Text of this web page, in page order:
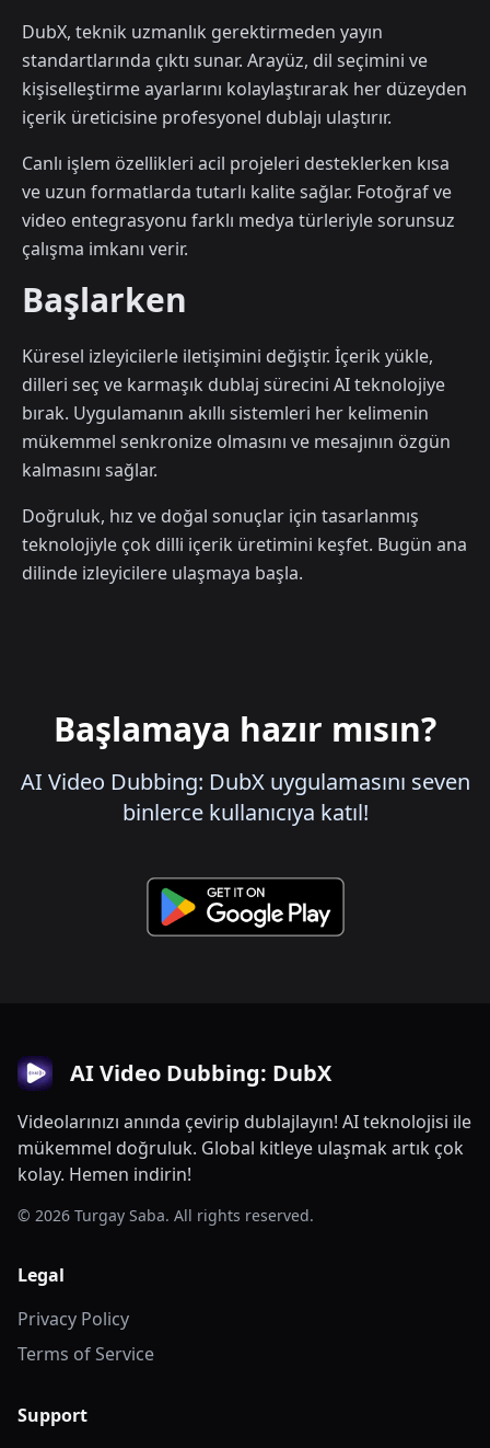
DubX, teknik uzmanlık gerektirmeden yayın
standartlarında çıktı sunar. Arayüz, dil seçimini ve
kişiselleştirme ayarlarını kolaylaştırarak her düzeyden
içerik üreticisine profesyonel dublajı ulaştırır.
Canlı işlem özellikleri acil projeleri desteklerken kısa
ve uzun formatlarda tutarlı kalite sağlar. Fotoğraf ve
video entegrasyonu farklı medya türleriyle sorunsuz
çalışma imkanı verir.
Başlarken
Küresel izleyicilerle iletişimini değiştir. İçerik yükle,
dilleri seç ve karmaşık dublaj sürecini AI teknolojiye
bırak. Uygulamanın akıllı sistemleri her kelimenin
mükemmel senkronize olmasını ve mesajının özgün
kalmasını sağlar.
Doğruluk, hız ve doğal sonuçlar için tasarlanmış
teknolojiyle çok dilli içerik üretimini keşfet. Bugün ana
dilinde izleyicilere ulaşmaya başla.
Başlamaya hazır mısın?
AI Video Dubbing: DubX uygulamasını seven
binlerce kullanıcıya katıl!
AI Video Dubbing: DubX
Videolarınızı anında çevirip dublajlayın! AI teknolojisi ile
mükemmel doğruluk. Global kitleye ulaşmak artık çok
kolay. Hemen indirin!
© 2026 Turgay Saba. All rights reserved.
Legal
Privacy Policy
Terms of Service
Support